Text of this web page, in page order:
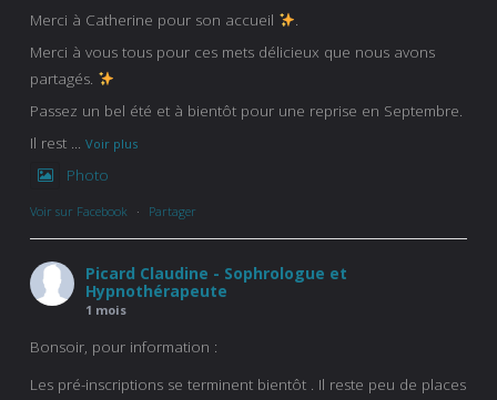
Merci à Catherine pour son accueil
.
Merci à vous tous pour ces mets délicieux que nous avons
partagés.
Passez un bel été et à bientôt pour une reprise en Septembre.
Il rest ... Voir plus
Photo
Voir sur Facebook · Partager
Picard Claudine - Sophrologue et
Hypnothérapeute
1 mois
Bonsoir, pour information :
Les pré-inscriptions se terminent bientôt . Il reste peu de places